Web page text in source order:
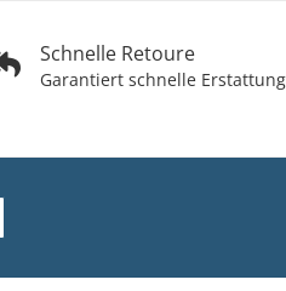
Schnelle Retoure
Garantiert schnelle Erstattung